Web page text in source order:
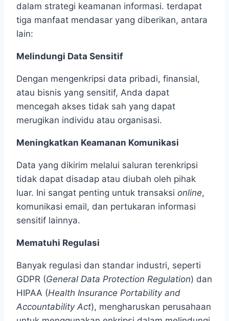
dalam strategi keamanan informasi. terdapat
tiga manfaat mendasar yang diberikan, antara
lain:
Melindungi Data Sensitif
Dengan mengenkripsi data pribadi, finansial,
atau bisnis yang sensitif, Anda dapat
mencegah akses tidak sah yang dapat
merugikan individu atau organisasi.
Meningkatkan Keamanan Komunikasi
Data yang dikirim melalui saluran terenkripsi
tidak dapat disadap atau diubah oleh pihak
luar. Ini sangat penting untuk transaksi online,
komunikasi email, dan pertukaran informasi
sensitif lainnya.
Mematuhi Regulasi
Banyak regulasi dan standar industri, seperti
GDPR (General Data Protection Regulation) dan
HIPAA (Health Insurance Portability and
Accountability Act), mengharuskan perusahaan